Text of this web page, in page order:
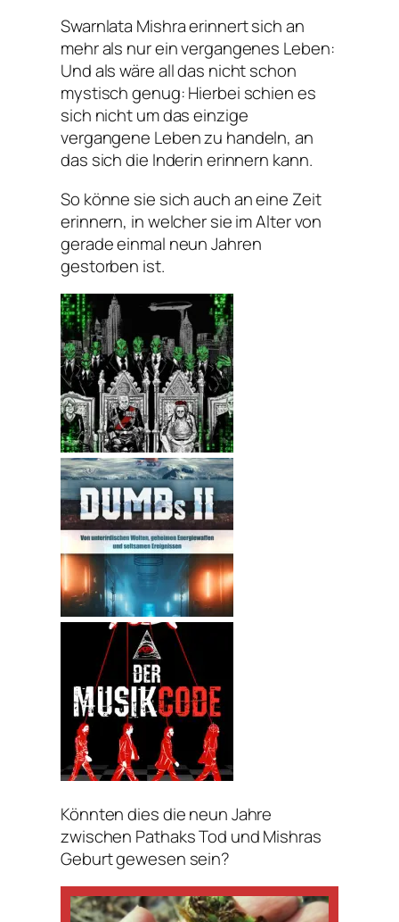
Swarnlata Mishra erinnert sich an
mehr als nur ein vergangenes Leben:
Und als wäre all das nicht schon
mystisch genug: Hierbei schien es
sich nicht um das einzige
vergangene Leben zu handeln, an
das sich die Inderin erinnern kann.
So könne sie sich auch an eine Zeit
erinnern, in welcher sie im Alter von
gerade einmal neun Jahren
gestorben ist.
Könnten dies die neun Jahre
zwischen Pathaks Tod und Mishras
Geburt gewesen sein?